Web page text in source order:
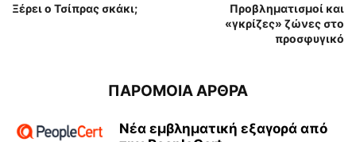
Ξέρει ο Τσίπρας σκάκι;
Προβληματισμοί και
«γκρίζες» ζώνες στο
προσφυγικό
ΠΑΡΟΜΟΙΑ ΑΡΘΡΑ
Νέα εμβληματική εξαγορά από